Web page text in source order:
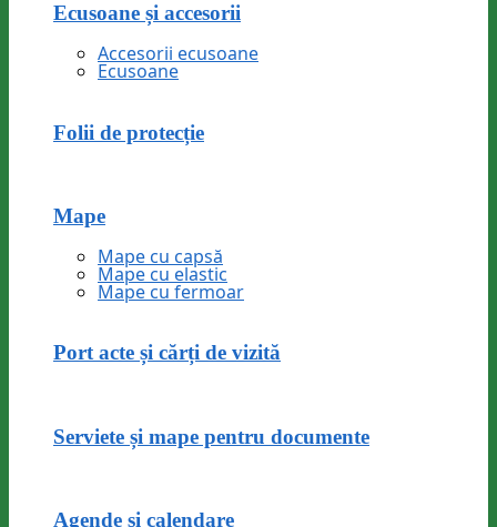
Ecusoane și accesorii
Accesorii ecusoane
Ecusoane
Folii de protecție
Mape
Mape cu capsă
Mape cu elastic
Mape cu fermoar
Port acte și cărți de vizită
Serviete și mape pentru documente
Agende și calendare